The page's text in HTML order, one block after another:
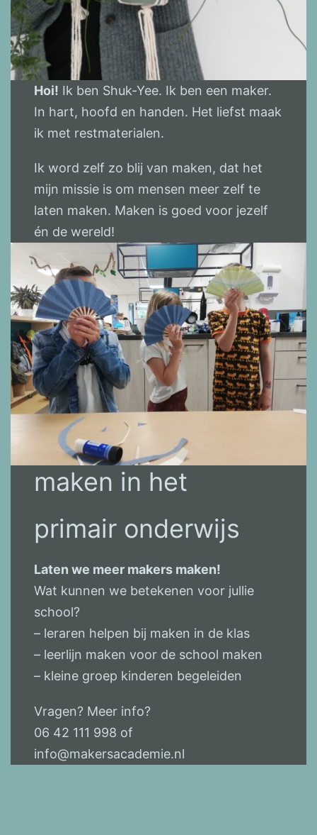
Hoi! Ik ben Shuk-Yee. Ik ben een maker.
In hart, hoofd en handen. Het liefst maak
ik met restmaterialen.
Ik word zelf zo blij van maken, dat het
mijn missie is om mensen meer zelf te
laten maken. Maken is goed voor jezelf
én de wereld!
maken in het
primair onderwijs
Laten we meer makers maken!
Wat kunnen we betekenen voor jullie
school?
– leraren helpen bij maken in de klas
– leerlijn maken voor de school maken
– kleine groep kinderen begeleiden
Vragen? Meer info?
06 42 111 998 of
info@makersacademie.nl